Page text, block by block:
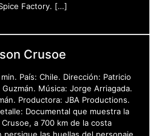
Factory. […]
Crusoe
País: Chile. Dirección: Patricio
Música: Jorge Arriagada.
Productora: JBA Productions.
Documental que muestra la
a 700 km de la costa
persigue las huellas del personaje